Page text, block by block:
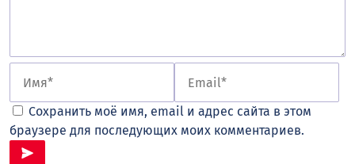
Сохранить моё имя, email и адрес сайта в этом
браузере для последующих моих комментариев.